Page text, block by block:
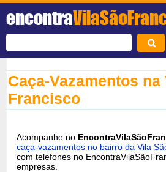
encontra
Caça-Vazamentos na
Francisco
Acompanhe no
caça-vazamentos no bairro da Vila
com telefones no
empresas.